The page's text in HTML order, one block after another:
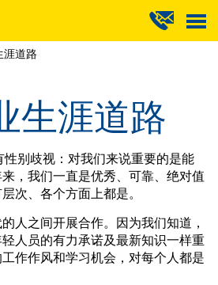
涯道路
生涯道路
别歧视： 对我们来说重要的是能
，我们一直是优秀、可靠、绝对值
次、各个方面上都是。
人之间开展合作。 因为我们知道，
人员的有力承诺及最新知识一样重
作作风和学习机会，对每个人都是